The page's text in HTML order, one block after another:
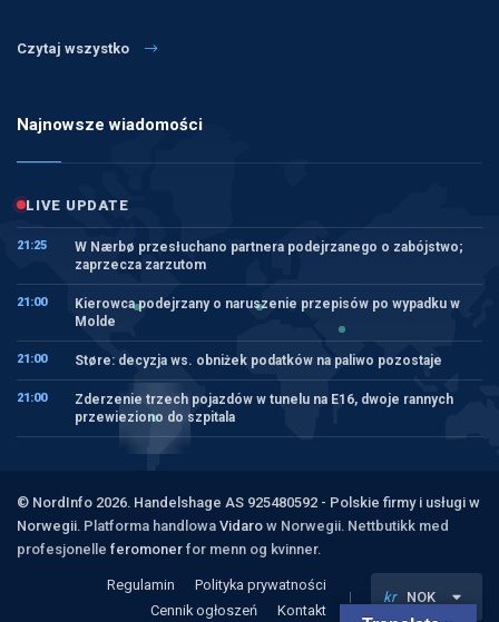
Czytaj wszystko
Najnowsze wiadomości
LIVE UPDATE
21:25
W Nærbø przesłuchano partnera podejrzanego o zabójstwo;
zaprzecza zarzutom
21:00
Kierowca podejrzany o naruszenie przepisów po wypadku w
Molde
21:00 Støre: decyzja ws. obniżek podatków na paliwo pozostaje
21:00
Zderzenie trzech pojazdów w tunelu na E16, dwoje rannych
przewieziono do szpitala
© NordInfo 2026. Handelshage AS 925480592 - Polskie firmy i usługi w
Norwegii. Platforma handlowa Vidaro w Norwegii. Nettbutikk med
profesjonelle feromoner for menn og kvinner.
Regulamin
Polityka prywatności
Cennik ogłoszeń
Kontakt
kr NOK